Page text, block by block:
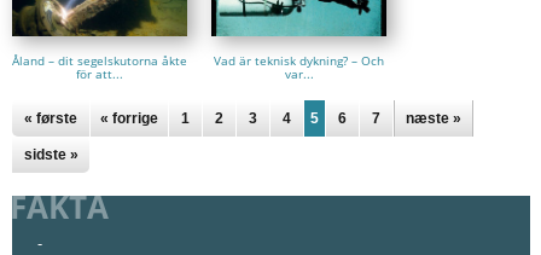
Åland – dit segelskutorna åkte
för att...
Vad är teknisk dykning? – Och
var...
« første « forrige 1 2 3 4 5 6 7 næste »
sidste »
FAKTA
-